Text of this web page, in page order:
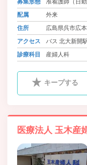
配属
外来
住所
広島県呉市広
アクセス
バス 北大新開
診療科目
産婦人科
キープする
医療法人 玉木産